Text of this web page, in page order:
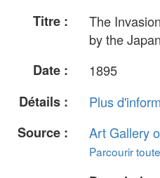
Titre :
The
by the
Date :
1895
Détails :
Plus
Source :
Art Gallery
Parcourir